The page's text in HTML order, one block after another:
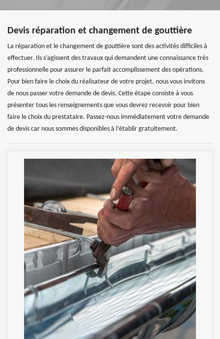
Devis réparation et changement de gouttière
La réparation et le changement de gouttière sont des activités difficiles à
effectuer. Ils s’agissent des travaux qui demandent une connaissance très
professionnelle pour assurer le parfait accomplissement des opérations.
Pour bien faire le choix du réalisateur de votre projet, nous vous invitons
de nous passer votre demande de devis. Cette étape consiste à vous
présenter tous les renseignements que vous devrez recevoir pour bien
faire le choix du prestataire. Passez-nous immédiatement votre demande
de devis car nous sommes disponibles à l’établir gratuitement.